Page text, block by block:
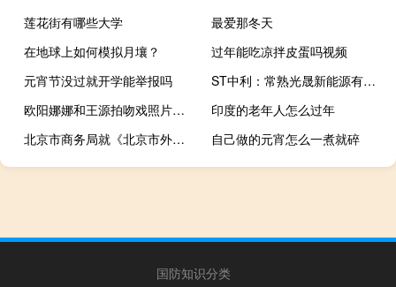
莲花街有哪些大学
最爱那冬天
在地球上如何模拟月壤？
过年能吃凉拌皮蛋吗视频
元宵节没过就开学能举报吗
ST中利：常熟光晟新能源有限公司退出公司重整传闻不实
欧阳娜娜和王源拍吻戏照片（欧阳娜娜王俊凯吻戏）
印度的老年人怎么过年
北京市商务局就《北京市外商投资条例》（草案征求意见稿）公开征求意见
自己做的元宵怎么一煮就碎
国防知识分类